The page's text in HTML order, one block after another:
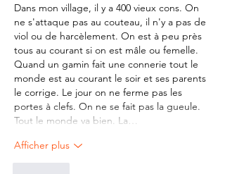
Dans mon village, il y a 400 vieux cons. On
ne s'attaque pas au couteau, il n'y a pas de
viol ou de harcèlement. On est à peu près
tous au courant si on est mâle ou femelle.
Quand un gamin fait une connerie tout le
monde est au courant le soir et ses parents
le corrige. Le jour on ne ferme pas les
portes à clefs. On ne se fait pas la gueule.
Tout le monde va bien. La…
Afficher plus